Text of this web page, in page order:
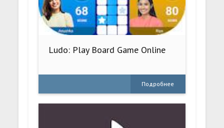
Ludo: Play Board Game Online
Подробнее